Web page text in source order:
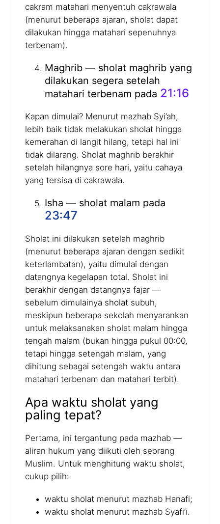
cakram matahari menyentuh cakrawala
(menurut beberapa ajaran, sholat dapat
dilakukan hingga matahari sepenuhnya
terbenam).
Maghrib — sholat maghrib yang
dilakukan segera setelah
matahari terbenam pada 21:16
Kapan dimulai? Menurut mazhab Syi’ah,
lebih baik tidak melakukan sholat hingga
kemerahan di langit hilang, tetapi hal ini
tidak dilarang. Sholat maghrib berakhir
setelah hilangnya sore hari, yaitu cahaya
yang tersisa di cakrawala.
Isha — sholat malam pada
23:47
Sholat ini dilakukan setelah maghrib
(menurut beberapa ajaran dengan sedikit
keterlambatan), yaitu dimulai dengan
datangnya kegelapan total. Sholat ini
berakhir dengan datangnya fajar —
sebelum dimulainya sholat subuh,
meskipun beberapa sekolah menyarankan
untuk melaksanakan sholat malam hingga
tengah malam (bukan hingga pukul 00:00,
tetapi hingga setengah malam, yang
dihitung sebagai setengah waktu antara
matahari terbenam dan matahari terbit).
Apa waktu sholat yang
paling tepat?
Pertama, ini tergantung pada mazhab —
aliran hukum yang diikuti oleh seorang
Muslim. Untuk menghitung waktu sholat,
cukup pilih:
waktu sholat menurut mazhab Hanafi;
waktu sholat menurut mazhab Syafi’i.